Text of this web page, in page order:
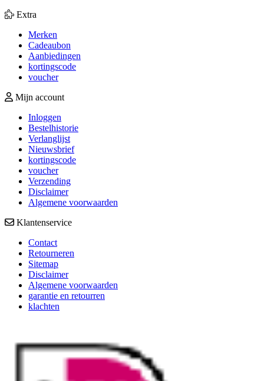
Extra
Merken
Cadeaubon
Aanbiedingen
kortingscode
voucher
Mijn account
Inloggen
Bestelhistorie
Verlanglijst
Nieuwsbrief
kortingscode
voucher
Verzending
Disclaimer
Algemene voorwaarden
Klantenservice
Contact
Retourneren
Sitemap
Disclaimer
Algemene voorwaarden
garantie en retourren
klachten